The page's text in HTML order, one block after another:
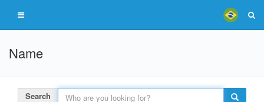
Name
Search